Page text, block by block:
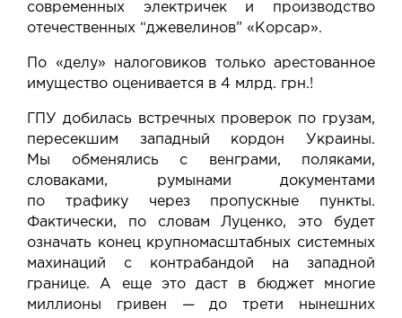
современных электричек и производство
отечественных “джевелинов” «Корсар».
По «делу» налоговиков только арестованное
имущество оценивается в 4 млрд. грн.!
ГПУ добилась встречных проверок по грузам,
пересекшим западный кордон Украины.
Мы обменялись с венграми, поляками,
словаками, румынами документами
по трафику через пропускные пункты.
Фактически, по словам Луценко, это будет
означать конец крупномасштабных системных
махинаций с контрабандой на западной
границе. А еще это даст в бюджет многие
миллионы гривен — до трети нынешних